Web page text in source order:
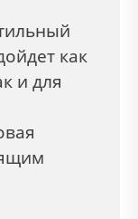
как
и для